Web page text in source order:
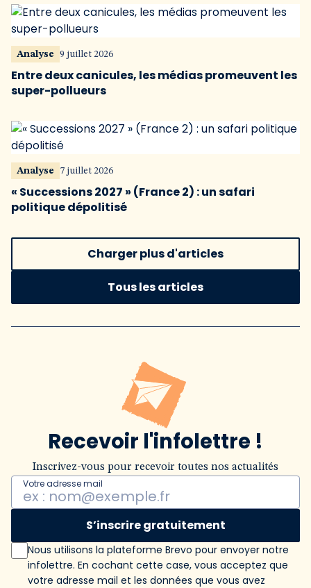
Analyse 9 juillet 2026
Entre deux canicules, les médias promeuvent les
super-pollueurs
Analyse 7 juillet 2026
« Successions 2027 » (France 2) : un safari
politique dépolitisé
Charger plus d'articles
Tous les articles
Recevoir l'infolettre !
Inscrivez-vous pour recevoir toutes nos actualités
Votre adresse mail
S’inscrire gratuitement
Nous utilisons la plateforme Brevo pour envoyer notre
infolettre. En cochant cette case, vous acceptez que
votre adresse mail et les données que vous avez